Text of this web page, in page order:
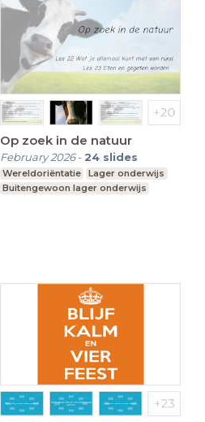
Op zoek in de natuur
February 2026- 24 slides
Wereldoriëntatie
Lager onderwijs
Buitengewoon lager onderwijs